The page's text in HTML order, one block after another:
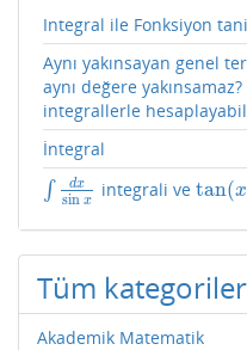
Integral ile Fonksiyon
Aynı yakınsayan genel
aynı değere
integrallerle
İntegral
∫ dx
sin x
∫d xsinx integrali vetan(x
tan(x/
Tüm kategoriler
Akademik Matematik